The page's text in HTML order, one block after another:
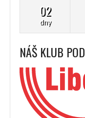
02
dny
NÁŠ KLUB